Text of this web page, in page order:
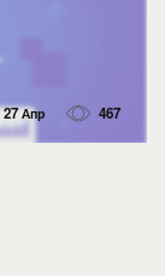
27 Апр 467